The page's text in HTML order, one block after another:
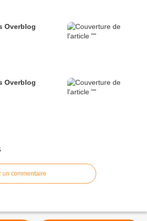
Article publié depuis Overblog
Article publié depuis Overblog
un commentaire